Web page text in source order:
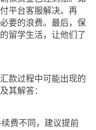
平台客服解决。再
要的浪费。最后，保
留学生活，让他们了
款过程中可能出现的
其解答：
费不同，建议提前